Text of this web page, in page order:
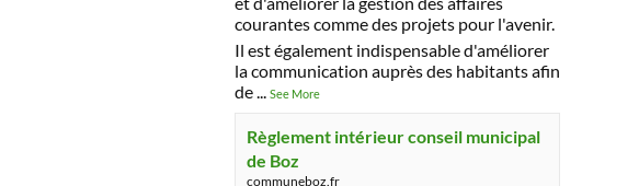
courantes comme des projets pour l'avenir.
Il est également indispensable d'améliorer
la communication auprès des habitants afin
de... See More
Règlement intérieur conseil municipal
de Boz
communeboz.fr